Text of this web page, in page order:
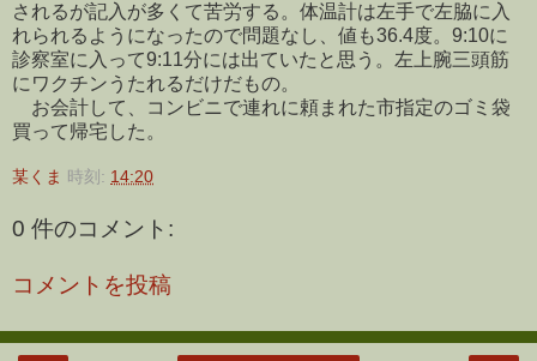
されるが記入が多くて苦労する。体温計は左手で左脇に入
れられるようになったので問題なし、値も36.4度。9:10に
診察室に入って9:11分には出ていたと思う。左上腕三頭筋
にワクチンうたれるだけだもの。
お会計して、コンビニで連れに頼まれた市指定のゴミ袋
買って帰宅した。
某くま 時刻: 14:20
0 件のコメント:
コメントを投稿